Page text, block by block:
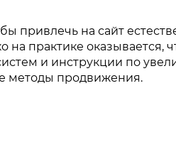
привлечь на сайт
практике оказывается,
и инструкции по
методы продвижения.